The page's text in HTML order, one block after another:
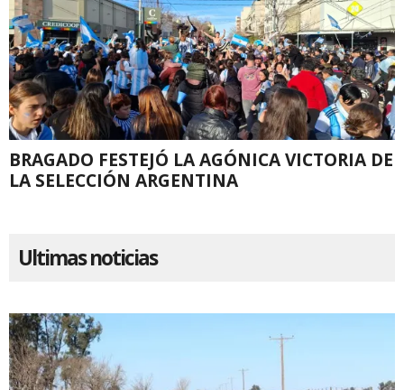
BRAGADO FESTEJÓ LA AGÓNICA VICTORIA DE
LA SELECCIÓN ARGENTINA
Ultimas noticias